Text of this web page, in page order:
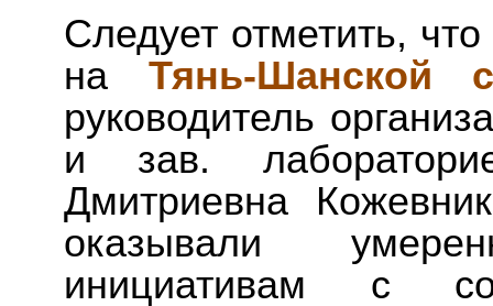
Следует отметить,
на Тянь-Шанской
руководитель
и зав.
Дмитриевна
оказывали
инициативам с